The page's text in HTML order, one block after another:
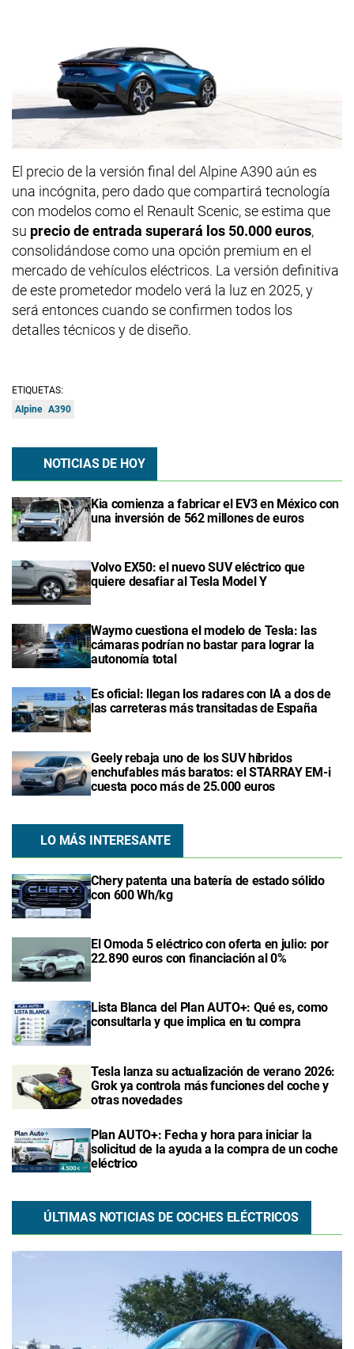
El precio de la versión final del Alpine A390 aún es
una incógnita, pero dado que compartirá tecnología
con modelos como el Renault Scenic, se estima que
su precio de entrada superará los 50.000 euros,
consolidándose como una opción premium en el
mercado de vehículos eléctricos. La versión definitiva
de este prometedor modelo verá la luz en 2025, y
será entonces cuando se confirmen todos los
detalles técnicos y de diseño.
ETIQUETAS:
Alpine A390
NOTICIAS DE HOY
Kia comienza a fabricar el EV3 en México con
una inversión de 562 millones de euros
Volvo EX50: el nuevo SUV eléctrico que
quiere desafiar al Tesla Model Y
Waymo cuestiona el modelo de Tesla: las
cámaras podrían no bastar para lograr la
autonomía total
Es oficial: llegan los radares con IA a dos de
las carreteras más transitadas de España
Geely rebaja uno de los SUV híbridos
enchufables más baratos: el STARRAY EM-i
cuesta poco más de 25.000 euros
LO MÁS INTERESANTE
Chery patenta una batería de estado sólido
con 600 Wh/kg
El Omoda 5 eléctrico con oferta en julio: por
22.890 euros con financiación al 0%
Lista Blanca del Plan AUTO+: Qué es, como
consultarla y que implica en tu compra
Tesla lanza su actualización de verano 2026:
Grok ya controla más funciones del coche y
otras novedades
Plan AUTO+: Fecha y hora para iniciar la
solicitud de la ayuda a la compra de un coche
eléctrico
ÚLTIMAS NOTICIAS DE COCHES ELÉCTRICOS